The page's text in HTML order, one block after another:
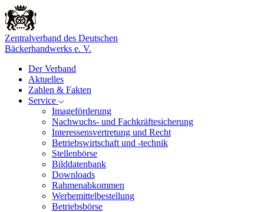
Zentralverband des Deutschen
Bäckerhandwerks e. V.
Der Verband
Aktuelles
Zahlen & Fakten
Service
Imageförderung
Nachwuchs- und Fachkräftesicherung
Interessensvertretung und Recht
Betriebswirtschaft und -technik
Stellenbörse
Bilddatenbank
Downloads
Rahmenabkommen
Werbemittelbestellung
Betriebsbörse